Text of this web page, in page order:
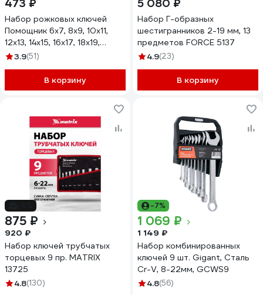
473 ₽
Набор рожковых ключей
Помощник 6x7, 8x9, 10x11,
12x13, 14x15, 16x17, 18x19,
20x22, 21x23, 24x27, 25x28,
5122MP(57309)
3.9(51)
В корзину
5 080 ₽
Набор Г-образных
шестигранников 2-19 мм, 13
предметов FORCE 5137
4.9(23)
В корзину
875 ₽
920 ₽
Набор ключей трубчатых
торцевых 9 пр. MATRIX
13725
4.8(130)
-7%
1 069 ₽
1 149 ₽
Набор комбинированных
ключей 9 шт. Gigant, Сталь
Cr-V, 8-22мм, GCWS9
4.8(56)